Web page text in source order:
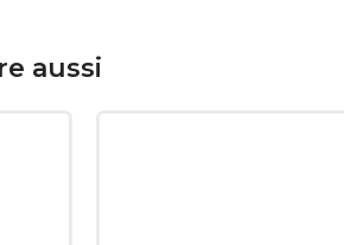
aussi